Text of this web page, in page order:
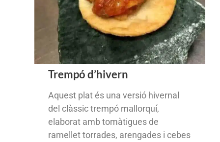
Trempó d’hivern
Aquest plat és una versió hivernal
del clàssic trempó mallorquí,
elaborat amb tomàtigues de
ramellet torrades, arengades i cebes